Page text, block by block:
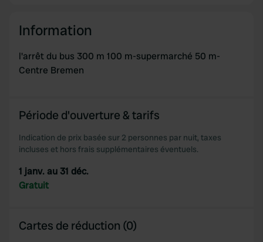
Information
l'arrêt du bus 300 m 100 m-supermarché 50 m-
Centre Bremen
Période d'ouverture & tarifs
Indication de prix basée sur 2 personnes par nuit, taxes
incluses et hors frais supplémentaires éventuels.
1 janv. au 31 déc.
Gratuit
Cartes de réduction (0)